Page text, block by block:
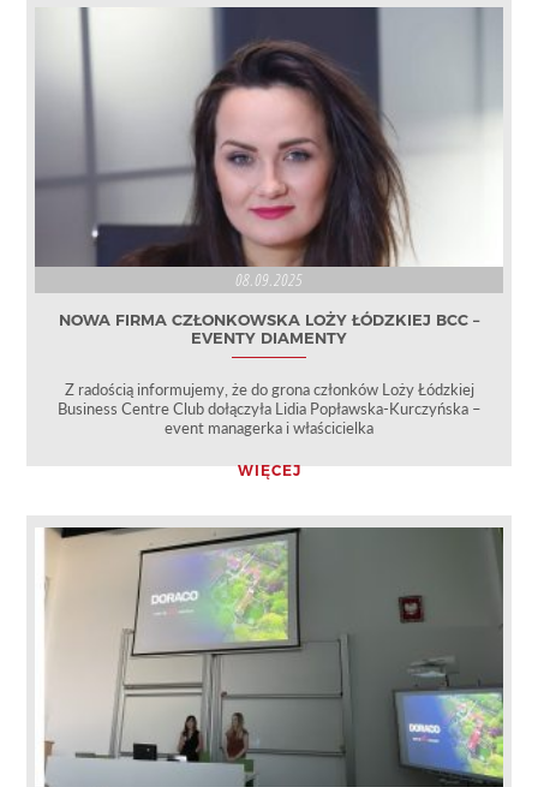
08.09.2025
NOWA FIRMA CZŁONKOWSKA LOŻY ŁÓDZKIEJ BCC –
EVENTY DIAMENTY
Z radością informujemy, że do grona członków Loży Łódzkiej
Business Centre Club dołączyła Lidia Popławska-Kurczyńska –
event managerka i właścicielka
WIĘCEJ